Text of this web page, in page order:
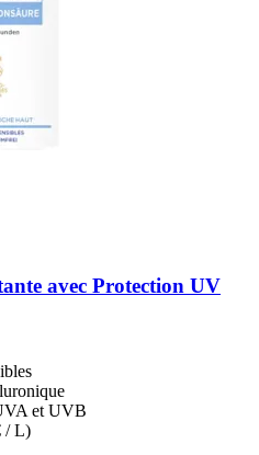
avec Protection UV
et UVB
/ L)